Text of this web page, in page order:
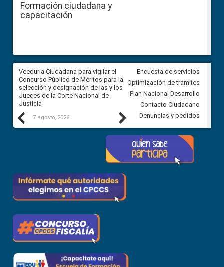
Formación ciudadana y
capacitación
Previous
Veeduría Ciudadana para vigilar el
Concurso Público de Méritos para la
selección y designación de las y los
Jueces de la Corte Nacional de
Justicia
7 agosto, 2026
Veeduría para realizar el
seguimiento de la gestión
Autónomo Descentralizado
parroquial rural de Calacalí
6 agosto, 2026
Next
Encuesta de servicios
Optimización de trámites
Plan Nacional Desarrollo
Contacto Ciudadano
Denuncias y pedidos